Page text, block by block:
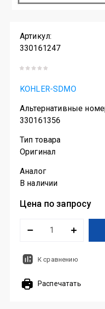
Артикул:
330161247
KOHLER-SDMO
Альтернативные
330161356
Тип товара
Оригинал
Аналог
В наличии
Цена по запросу
К сравнению
Распечатать